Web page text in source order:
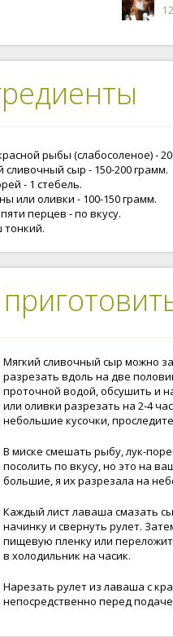
рыбы (слабосоленое) -
сливочный сыр - 150-200 грамм.
- 1 стебель.
или оливки - 100-150 грамм.
перцев - по вкусу.
Мягкий сливочный сыр можно
разрезать вдоль на две
проточной водой, обсушить и
или оливки разрезать на 2-4
небольшие кусочки,
В миске смешать рыбу, лук-
посолить по вкусу, но это на
большие, я их разрезала на
Каждый лист лаваша смазать
начинку и свернуть рулет.
пищевую пленку или
в холодильник на часик.
Нарезать рулет из лаваша с
непосредственно перед